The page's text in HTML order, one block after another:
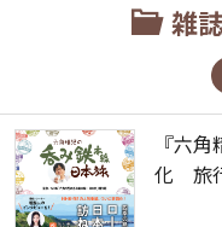
雑
『六
化 旅